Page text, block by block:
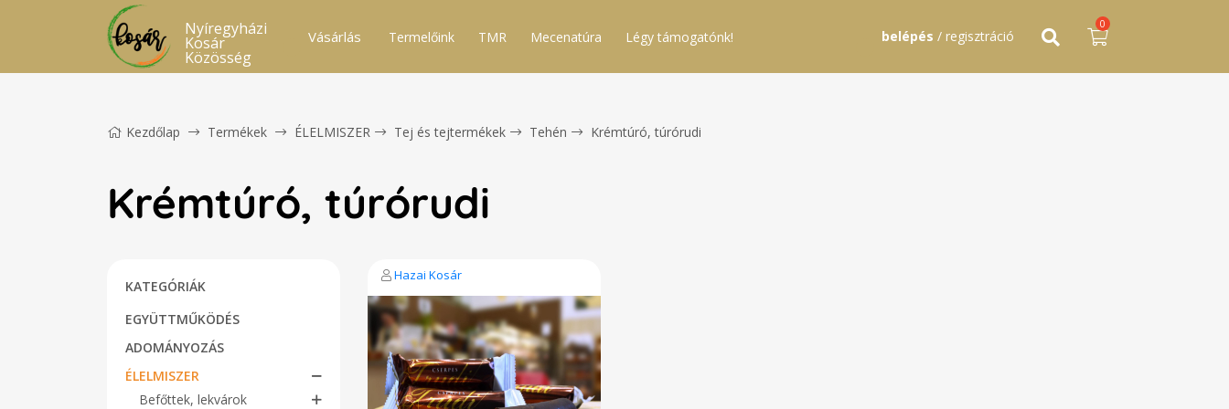
Nyíregyházi
Kosár
Közösség
Vásárlás Termelőink TMR Mecenatúra Légy támogatónk! belépés / regisztráció
0
Kezdőlap Termékek ÉLELMISZER Tej és tejtermékek Tehén Krémtúró, túrórudi
Krémtúró, túrórudi
KATEGÓRIÁK
EGYÜTTMŰKÖDÉS
ADOMÁNYOZÁS
ÉLELMISZER
Befőttek, lekvárok
Hazai Kosár